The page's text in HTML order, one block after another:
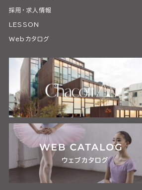
採用・求人情報
LESSON
Webカタログ